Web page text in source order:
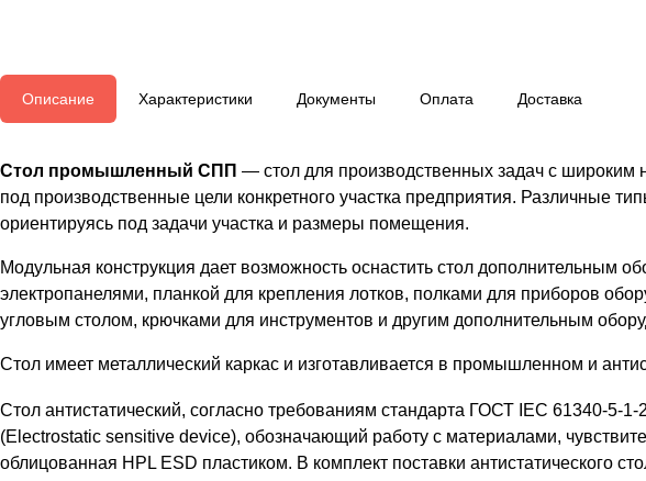
Описание Характеристики Документы Оплата Доставка
Стол промышленный CПП — стол для производственных задач с широким
под производственные цели конкретного участка предприятия. Различные
ориентируясь под задачи участка и размеры помещения.
Модульная конструкция дает возможность оснастить стол
электропанелями, планкой для крепления лотков, полками для приборов
угловым столом, крючками для инструментов и другим дополнительным
Стол имеет металлический каркас и изготавливается в промышленном и
Стол антистатический, согласно требованиям стандарта ГОСТ IEC 61340-5-
(Electrostatic sensitive device), обозначающий работу с материалами,
облицованная HPL ESD пластиком. В комплект поставки антистатического